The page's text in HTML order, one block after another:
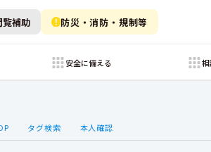
覧補助 防災・消防・規制等
安全に備える 相
タグ検索 本人確認